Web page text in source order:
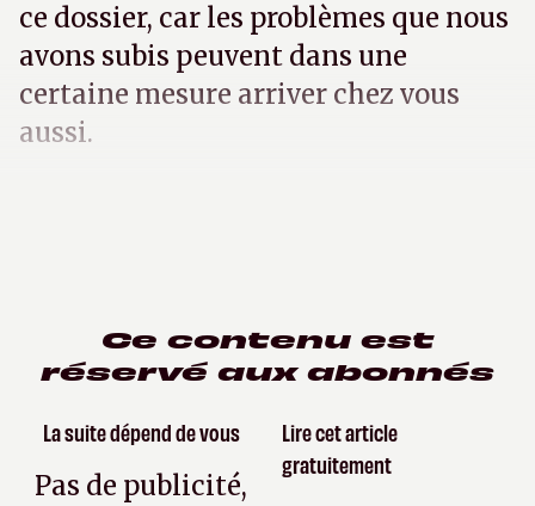
ce dossier, car les problèmes que nous
avons subis peuvent dans une
certaine mesure arriver chez vous
aussi.
Ce contenu est
réservé aux abonnés
La suite dépend de vous
Pas de publicité,
Lire cet article
gratuitement